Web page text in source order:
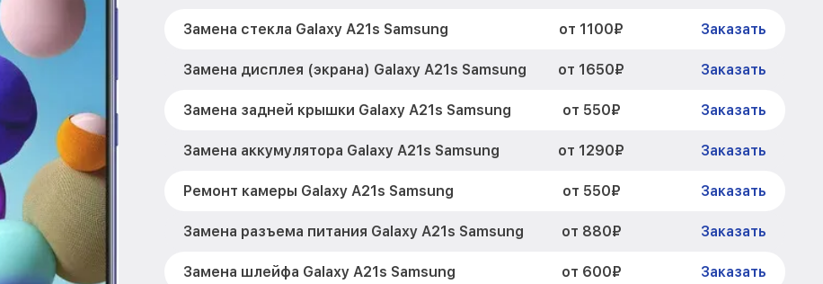
Замена стекла Galaxy A21s Samsung от 1100₽ Заказать
Замена дисплея (экрана) Galaxy A21s Samsung от 1650₽ Заказать
Замена задней крышки Galaxy A21s Samsung от 550₽ Заказать
Замена аккумулятора Galaxy A21s Samsung от 1290₽ Заказать
Ремонт камеры Galaxy A21s Samsung от 550₽ Заказать
Замена разъема питания Galaxy A21s Samsung от 880₽ Заказать
Замена шлейфа Galaxy A21s Samsung от 600₽ Заказать